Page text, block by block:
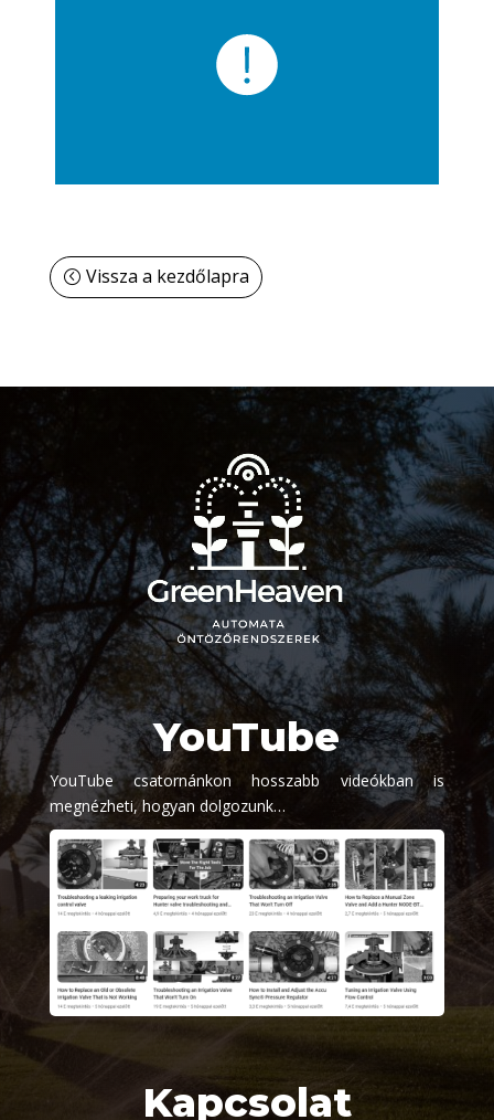
Vissza a kezdőlapra
YouTube
YouTube csatornánkon hosszabb videókban is
megnézheti, hogyan dolgozunk…
Kapcsolat